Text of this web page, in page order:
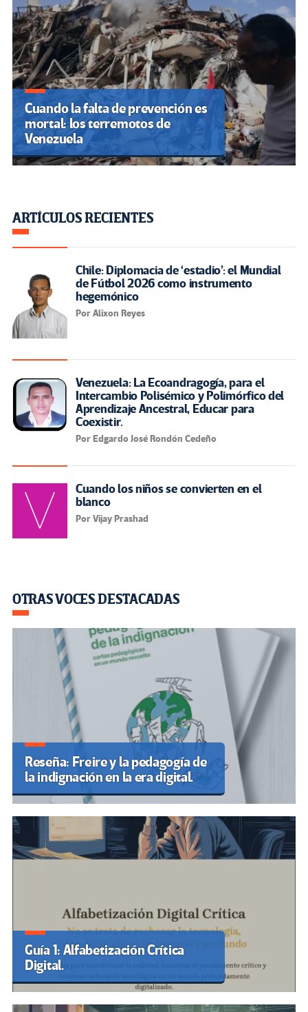
Cuando la falta de prevención es
mortal: los terremotos de
Venezuela
ARTÍCULOS RECIENTES
Chile: Diplomacia de ‘estadio’: el Mundial
de Fútbol 2026 como instrumento
hegemónico
Por Alixon Reyes
Venezuela: La Ecoandragogía, para el
Intercambio Polisémico y Polimórfico del
Aprendizaje Ancestral, Educar para
Coexistir.
Por Edgardo José Rondón Cedeño
Cuando los niños se convierten en el
blanco
Por Vijay Prashad
OTRAS VOCES DESTACADAS
Reseña: Freire y la pedagogía de
la indignación en la era digital.
Guía 1: Alfabetización Crítica
Digital.